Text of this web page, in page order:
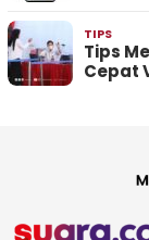
TIPS
Tips
Cepat